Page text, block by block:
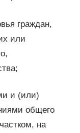
граждан,
или
и (или)
общего
на